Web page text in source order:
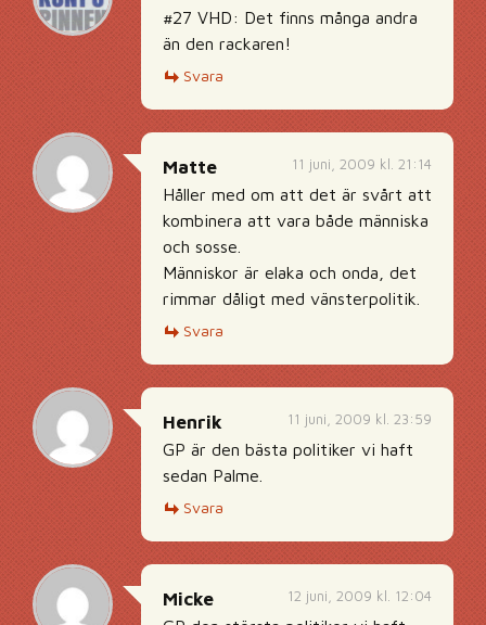
#27 VHD: Det finns många andra
än den rackaren!
Svara
11 juni, 2009 kl. 21:14
Matte
Håller med om att det är svårt att
kombinera att vara både människa
och sosse.
Människor är elaka och onda, det
rimmar dåligt med vänsterpolitik.
Svara
11 juni, 2009 kl. 23:59
Henrik
GP är den bästa politiker vi haft
sedan Palme.
Svara
12 juni, 2009 kl. 12:04
Micke